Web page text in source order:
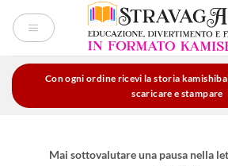
Con ogni ordine ricevi la storia
scaricare e stampare
Mai sottovalutare una pausa nella